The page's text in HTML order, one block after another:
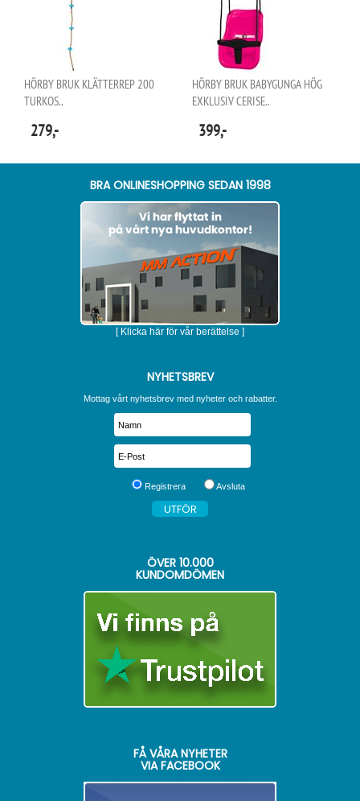
HÖRBY BRUK KLÄTTERREP 200
TURKOS..
279,-
HÖRBY BRUK BABYGUNGA HÖG
EXKLUSIV CERISE..
399,-
BRA ONLINESHOPPING SEDAN 1998
[ Klicka här för vår berättelse ]
NYHETSBREV
Mottag vårt nyhetsbrev med nyheter och rabatter.
Registrera Avsluta
ÖVER 10.000
KUNDOMDÖMEN
FÅ VÅRA NYHETER
VIA FACEBOOK